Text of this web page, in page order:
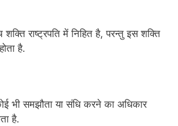
शक्ति राष्ट्रपति में निहित है, परन्तु इस शक्ति
है.
भी समझौता या संधि करने का अधिकार
है.